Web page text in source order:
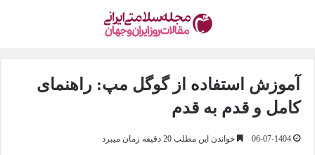
آموزش استفاده از گوگل مپ: راهنمای
کامل و قدم به قدم
06-07-1404 خواندن این مطلب 20 دقیقه زمان میبرد